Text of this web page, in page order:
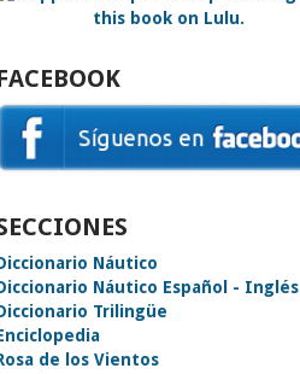
Náutico
Náutico Español - Inglés
Trilingüe
de los Vientos